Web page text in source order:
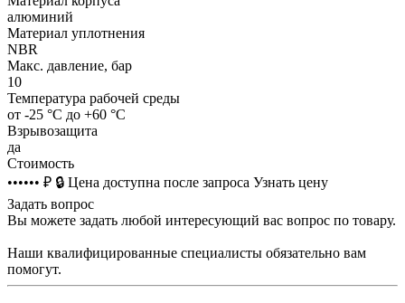
алюминий
Материал уплотнения
NBR
Макс. давление, бар
10
Температура рабочей среды
от -25 °C до +60 °C
Взрывозащита
да
Стоимость
•••••• ₽ 🔒 Цена доступна после запроса Узнать цену
Задать вопрос
Вы можете задать любой интересующий вас вопрос по товару.
Наши квалифицированные специалисты обязательно вам
помогут.